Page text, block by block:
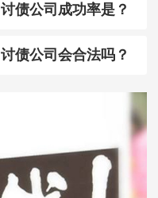
讨债公司成功率是？
讨债公司会合法吗？